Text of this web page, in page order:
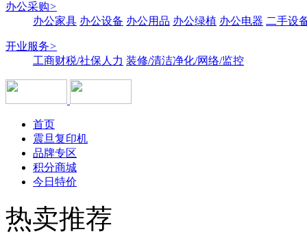
办公采购>
办公家具 办公设备 办公用品 办公绿植 办公电器 二手设
开业服务>
工商财税/社保人力 装修/清洁净化/网络/监控
首页
震旦复印机
品牌专区
积分商城
今日特价
热卖推荐